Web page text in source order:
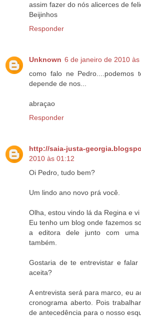
assim fazer do nós alicerces de
Beijinhos
Responder
Unknown 6 de janeiro de 2010 às
como falo ne Pedro....podemos
depende de nos...
abraçao
Responder
http://saia-justa-
2010 às 01:12
Oi Pedro, tudo bem?
Um lindo ano novo prá você.
Olha, estou vindo lá da Regina e
Eu tenho um blog onde fazemos
a editora dele junto com uma
também.
Gostaria de te entrevistar e
aceita?
A entrevista será para marco, eu
cronograma aberto. Pois
de antecedência para o nosso